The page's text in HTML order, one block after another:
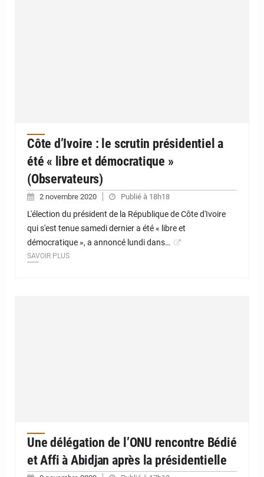
Côte d’Ivoire : le scrutin présidentiel a
été « libre et démocratique »
(Observateurs)
2 novembre 2020 Publié à 18h18
L'élection du président de la République de Côte d'Ivoire
qui s'est tenue samedi dernier a été « libre et
démocratique », a annoncé lundi dans…
SAVOIR PLUS
Une délégation de l’ONU rencontre Bédié
et Affi à Abidjan après la présidentielle